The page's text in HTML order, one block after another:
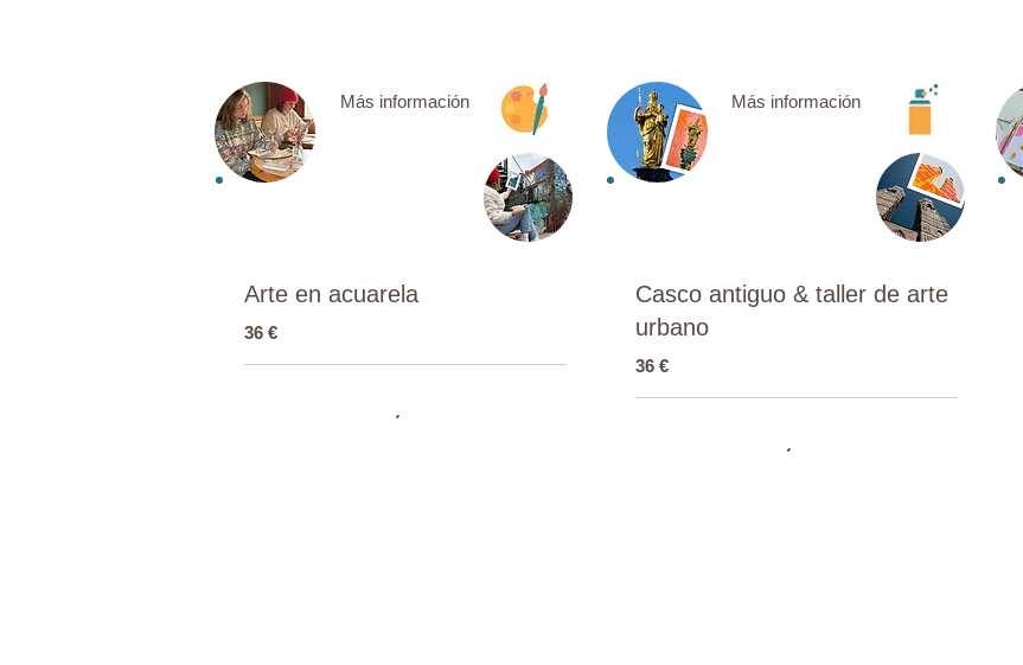
Arte en acuarela
36 €
Más información
Casco antiguo & taller de arte
urbano
36 €
Más información